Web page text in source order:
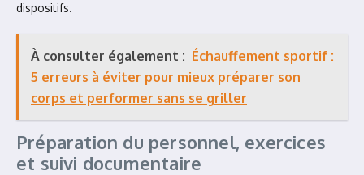
dispositifs.
À consulter également : Échauffement sportif :
5 erreurs à éviter pour mieux préparer son
corps et performer sans se griller
Préparation du personnel, exercices
et suivi documentaire